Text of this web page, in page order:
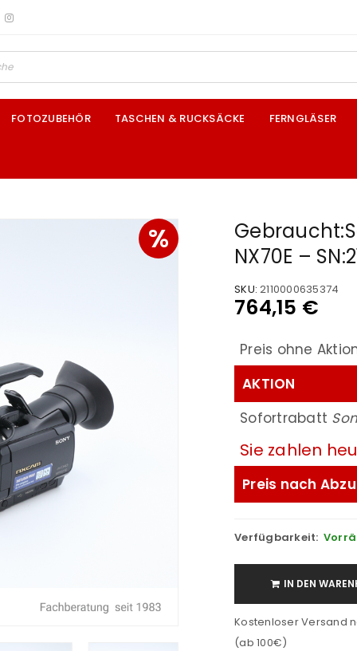
FOTOZUBEHÖR TASCHEN & RUCKSÄCKE FERNGLÄSER
%
NX70E –
SKU: 2110000635374
764,15 €
Preis ohne
AKTION
Sofortrabatt
Sie zahlen
Preis nach
Verfügbarkeit:
IN DEN
Kostenloser Versand
(ab 100€)